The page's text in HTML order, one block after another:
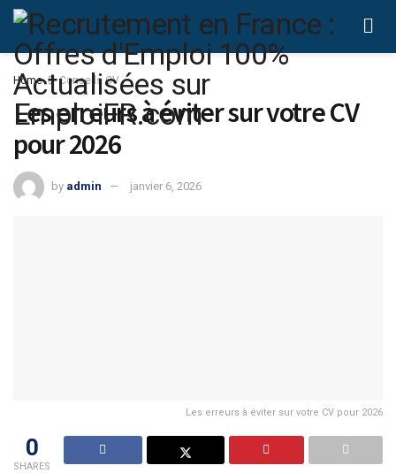
Home Conseils CV
Les erreurs à éviter sur votre CV
pour 2026
by admin janvier 6, 2026
Les erreurs à éviter sur votre CV pour 2026
0
SHARES